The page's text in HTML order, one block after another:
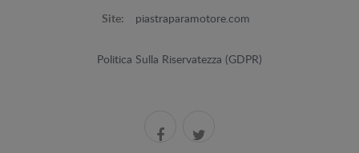
Site: piastraparamotore.com
Politica Sulla Riservatezza (GDPR)